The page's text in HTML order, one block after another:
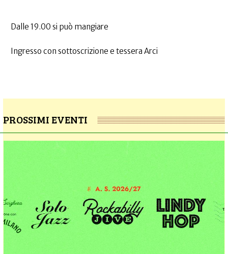
Dalle 19.00 si può mangiare
Ingresso con sottoscrizione e tessera Arci
PROSSIMI EVENTI